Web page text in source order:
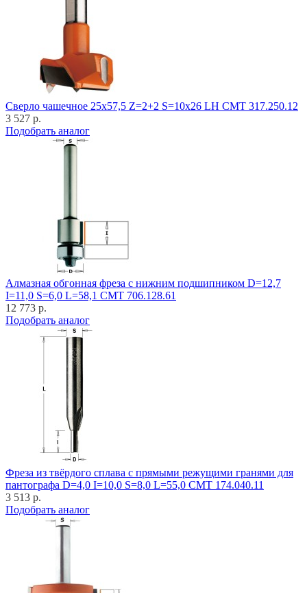
Cверло чашечное 25x57,5 Z=2+2 S=10x26 LH CMT 317.250.12
3 527 р.
Подобрать аналог
Алмазная обгонная фреза с нижним подшипником D=12,7
I=11,0 S=6,0 L=58,1 CMT 706.128.61
12 773 р.
Подобрать аналог
Фреза из твёрдого сплава с прямыми режущими гранями для
пантографа D=4,0 I=10,0 S=8,0 L=55,0 CMT 174.040.11
3 513 р.
Подобрать аналог